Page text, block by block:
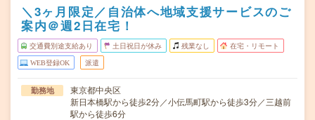
＼3ヶ月限定／自治体へ地域支援サービスのご
案内＠週2日在宅！
交通費別途支給あり 土日祝日が休み 残業なし 在宅・リモート
WEB登録OK 派遣
勤務地
東京都中央区
新日本橋駅から徒歩2分／小伝馬町駅から徒歩3分／三越前
駅から徒歩6分